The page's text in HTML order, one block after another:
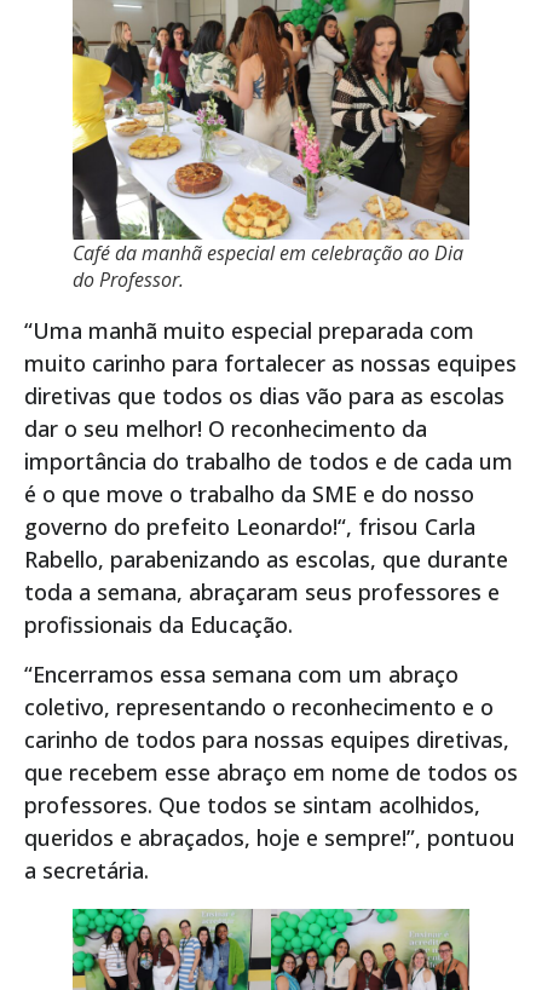
Café da manhã especial em celebração ao Dia
do Professor.
“Uma manhã muito especial preparada com
muito carinho para fortalecer as nossas equipes
diretivas que todos os dias vão para as escolas
dar o seu melhor! O reconhecimento da
importância do trabalho de todos e de cada um
é o que move o trabalho da SME e do nosso
governo do prefeito Leonardo!“, frisou Carla
Rabello, parabenizando as escolas, que durante
toda a semana, abraçaram seus professores e
profissionais da Educação.
“Encerramos essa semana com um abraço
coletivo, representando o reconhecimento e o
carinho de todos para nossas equipes diretivas,
que recebem esse abraço em nome de todos os
professores. Que todos se sintam acolhidos,
queridos e abraçados, hoje e sempre!”, pontuou
a secretária.